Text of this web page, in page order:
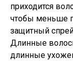
приходится
чтобы меньше
защитный
Длинные
длинные